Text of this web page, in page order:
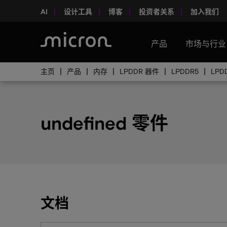
AI 设计工具 博客 投资者关系 加入我们
产品 市场与行业
主页 产品 内存 LPDDR 器件 LPDDR5
undefined 零件
文档